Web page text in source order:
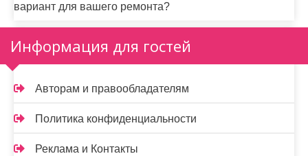
вариант для вашего ремонта?
Информация для гостей
Авторам и правообладателям
Политика конфиденциальности
Реклама и Контакты